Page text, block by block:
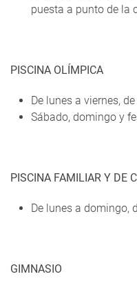
puesta a punto de la
PISCINA OLÍMPICA
De lunes a viernes,
Sábado, domingo y
PISCINA FAMILIAR Y DE
De lunes a domingo,
GIMNASIO